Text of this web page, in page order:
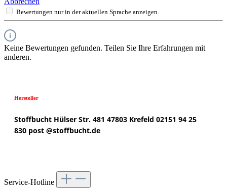
Bewertungen nur in der aktuellen Sprache anzeigen.
Keine Bewertungen gefunden. Teilen Sie Ihre Erfahrungen mit
anderen.
Hersteller
Stoffbucht Hülser Str. 481 47803 Krefeld 02151 94 25
830 post @stoffbucht.de
Service-Hotline